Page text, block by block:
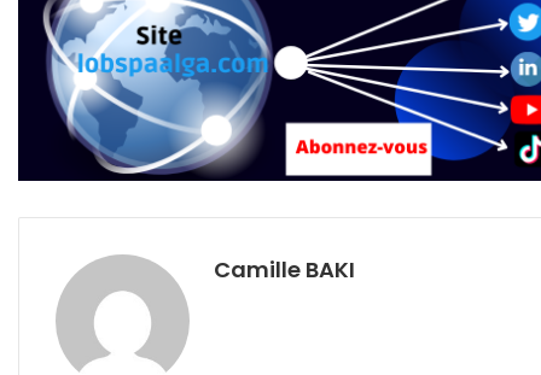
Camille BAKI